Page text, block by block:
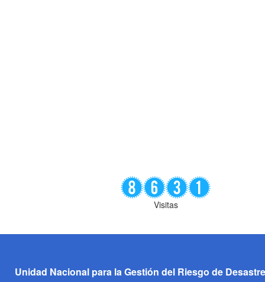
Visitas
Unidad Nacional para la Gestión del Riesgo de